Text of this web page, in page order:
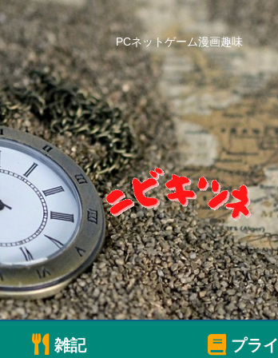
PCネットゲーム漫画趣味
雑記 プラ